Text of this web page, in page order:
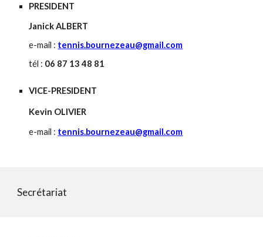
PRESIDENT
Janick ALBERT
e-mail : tennis.bournezeau@gmail.com
tél : 06 87 13 48 81
VICE-PRESIDENT
Kevin OLIVIER
e-mail : tennis.bournezeau@gmail.com
Secrétariat